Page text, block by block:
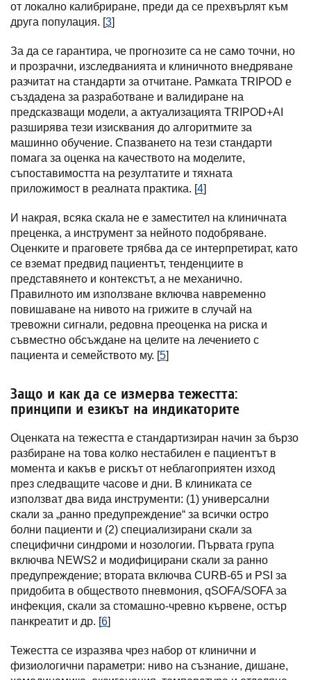
от локално калибриране, преди да се прехвърлят към
друга популация. [3]
За да се гарантира, че прогнозите са не само точни, но
и прозрачни, изследванията и клиничното внедряване
разчитат на стандарти за отчитане. Рамката TRIPOD е
създадена за разработване и валидиране на
предсказващи модели, а актуализацията TRIPOD+AI
разширява тези изисквания до алгоритмите за
машинно обучение. Спазването на тези стандарти
помага за оценка на качеството на моделите,
съпоставимостта на резултатите и тяхната
приложимост в реалната практика. [4]
И накрая, всяка скала не е заместител на клиничната
преценка, а инструмент за нейното подобряване.
Оценките и праговете трябва да се интерпретират, като
се вземат предвид пациентът, тенденциите в
представянето и контекстът, а не механично.
Правилното им използване включва навременно
повишаване на нивото на грижите в случай на
тревожни сигнали, редовна преоценка на риска и
съвместно обсъждане на целите на лечението с
пациента и семейството му. [5]
Защо и как да се измерва тежестта:
принципи и езикът на индикаторите
Оценката на тежестта е стандартизиран начин за бързо
разбиране на това колко нестабилен е пациентът в
момента и какъв е рискът от неблагоприятен изход
през следващите часове и дни. В клиниката се
използват два вида инструменти: (1) универсални
скали за „ранно предупреждение“ за всички остро
болни пациенти и (2) специализирани скали за
специфични синдроми и нозологии. Първата група
включва NEWS2 и модифицирани скали за ранно
предупреждение; втората включва CURB-65 и PSI за
придобита в обществото пневмония, qSOFA/SOFA за
инфекция, скали за стомашно-чревно кървене, остър
панкреатит и др. [6]
Тежестта се изразява чрез набор от клинични и
физиологични параметри: ниво на съзнание, дишане,